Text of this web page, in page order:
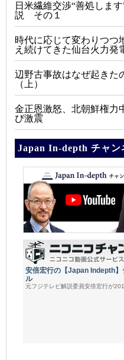
日米繊維交渉“善処しま
説 その１
時代に応じて変わりつつ
え続けてきた仙台火力発
辺野古事故はなぜ起きた
（上）
金正恩激怒、北朝鮮権力
び激震
Japan In-depth チャン